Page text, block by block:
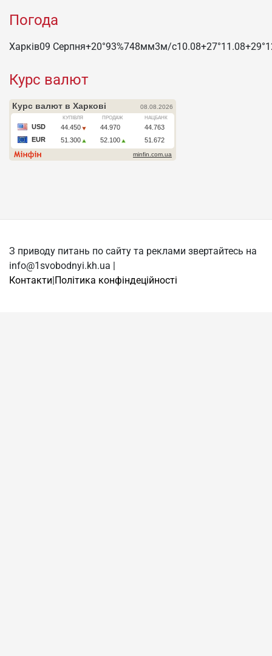
Погода
Харків09 Серпня+20°93%748мм3м/c10.08+27°11.08+29°
Курс валют
З приводу питань по сайту та реклами звертайтесь на
info@1svobodnyi.kh.ua |
Контакти|Політика конфіндеційності